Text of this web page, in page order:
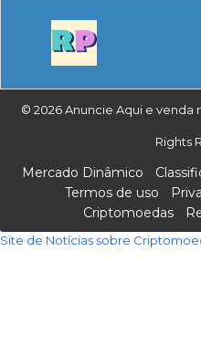
© 2026 Anuncie Aqui e venda
Rights
Mercado Dinâmico
Termos de uso
Criptomoedas
Site de Notícias sobre